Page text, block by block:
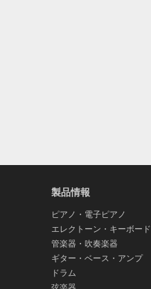
製品情報
ピアノ・電子ピアノ
エレクトーン・キーボード
管楽器・吹奏楽器
ギター・ベース・アンプ
ドラム